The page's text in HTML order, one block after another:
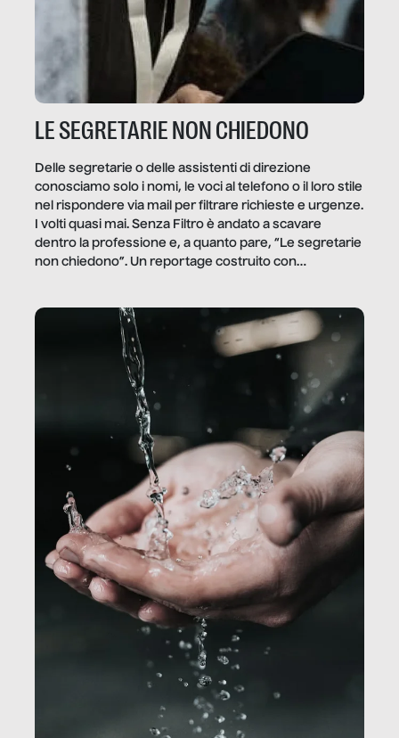
LE SEGRETARIE NON CHIEDONO
Delle segretarie o delle assistenti di direzione
conosciamo solo i nomi, le voci al telefono o il loro stile
nel rispondere via mail per filtrare richieste e urgenze.
I volti quasi mai. Senza Filtro è andato a scavare
dentro la professione e, a quanto pare, “Le segretarie
non chiedono”. Un reportage costruito con